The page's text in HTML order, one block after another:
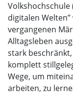
Volkshochschule
digitalen
vergangenen
Alltagsleben
stark
komplett
Wege, um
arbeiten, zu